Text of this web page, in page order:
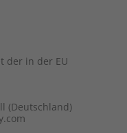
der in der EU
(Deutschland)